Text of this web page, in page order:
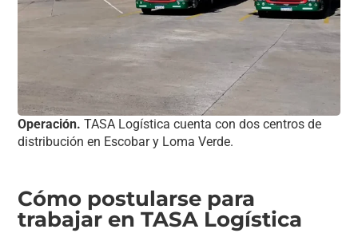
Operación. TASA Logística cuenta con dos centros de
distribución en Escobar y Loma Verde.
Cómo postularse para
trabajar en TASA Logística